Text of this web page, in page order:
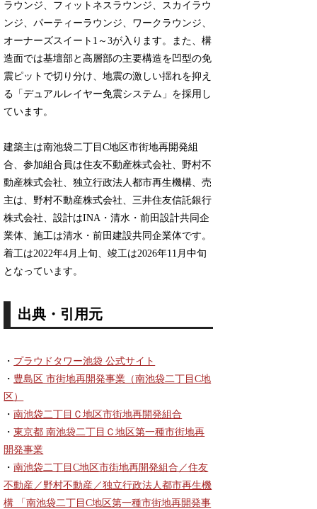
ラウンジ、フィットネスラウンジ、スカイラウ
ンジ、パーティーラウンジ、ワークラウンジ、
オーナーズスイート1～3が入ります。また、構
造面では基壇部と高層部の主要構造を凹型の免
震ピットで切り分け、地震の激しい揺れを抑え
る「デュアルレイヤー免震システム」を採用し
ています。
建築主は南池袋二丁目C地区市街地再開発組
合、参加組合員は住友不動産株式会社、野村不
動産株式会社、独立行政法人都市再生機構、売
主は、野村不動産株式会社、三井住友信託銀行
株式会社、設計はINA・清水・前田設計共同企
業体、施工は清水・前田建設共同企業体です。
着工は2022年4月上旬、竣工は2026年11月中旬
となっています。
出典・引用元
・ プラウドタワー池袋 公式サイト
・ 豊島区 市街地再開発事業（南池袋二丁目C地
区）
・南池袋二丁目Ｃ地区市街地再開発組合
・東京都 南池袋二丁目Ｃ地区第一種市街地再
開発事業
・南池袋二丁目C地区市街地再開発組合／住友
不動産／野村不動産／独立行政法人都市再生機
構 「南池袋二丁目C地区第一種市街地再開発事